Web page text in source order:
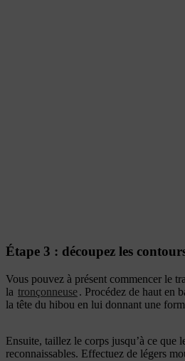
Étape 3 : découpez les
Vous pouvez à présent commencer le
la tronçonneuse. Procédez de haut en
la tête du hibou en lui donnant une
Ensuite, taillez le corps jusqu’à ce que
reconnaissables. Effectuez de légers